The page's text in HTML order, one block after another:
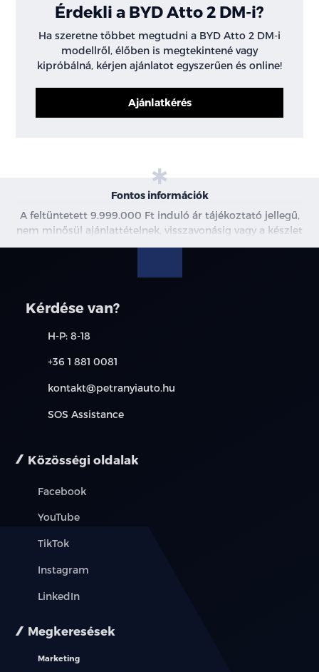
Érdekli a BYD Atto 2 DM-i?
Ha szeretne többet megtudni a BYD Atto 2 DM-i
modellről, élőben is megtekintené vagy
kipróbálná, kérjen ajánlatot egyszerűen és online!
Ajánlatkérés
Fontos információk
A feltüntetett 9.999.000 Ft induló ár tájékoztató jellegű,
nem minősül ajánlattételnek, visszavonásig vagy a készlet
erejéig érvényes. Az ár bruttóban értendő. További
kapcsolatot. A meghirdetett induló THM tájékoztató
érdeklődjön a munkatársainknál.
Kérdése van?
H-P: 8-18
+36 1 881 0081
kontakt@petranyiauto.hu
SOS Assistance
Közösségi oldalak
Facebook
YouTube
TikTok
Instagram
LinkedIn
Megkeresések
Marketing